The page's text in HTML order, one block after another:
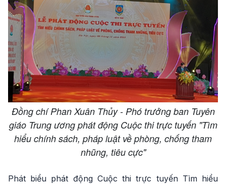
Đồng chí Phan Xuân Thủy - Phó trưởng ban Tuyên
giáo Trung ương phát động Cuộc thi trực tuyến "Tìm
hiểu chính sách, pháp luật về phòng, chống tham
nhũng, tiêu cực"
Phát biểu phát động Cuộc thi trực tuyến Tìm hiểu